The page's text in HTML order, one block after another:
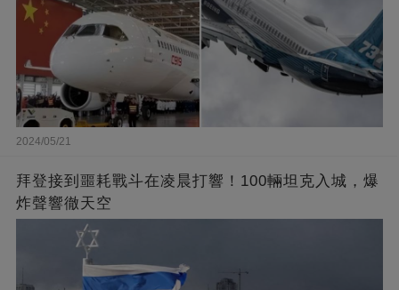
2024/05/21
拜登接到噩耗戰斗在凌晨打響！100輛坦克入城，爆
炸聲響徹天空